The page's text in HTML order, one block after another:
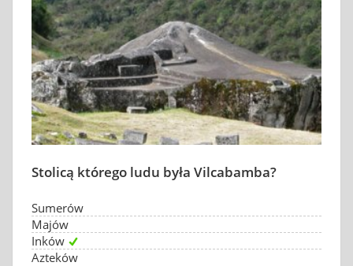
Stolicą którego ludu była Vilcabamba?
Sumerów
Majów
Inków
Azteków